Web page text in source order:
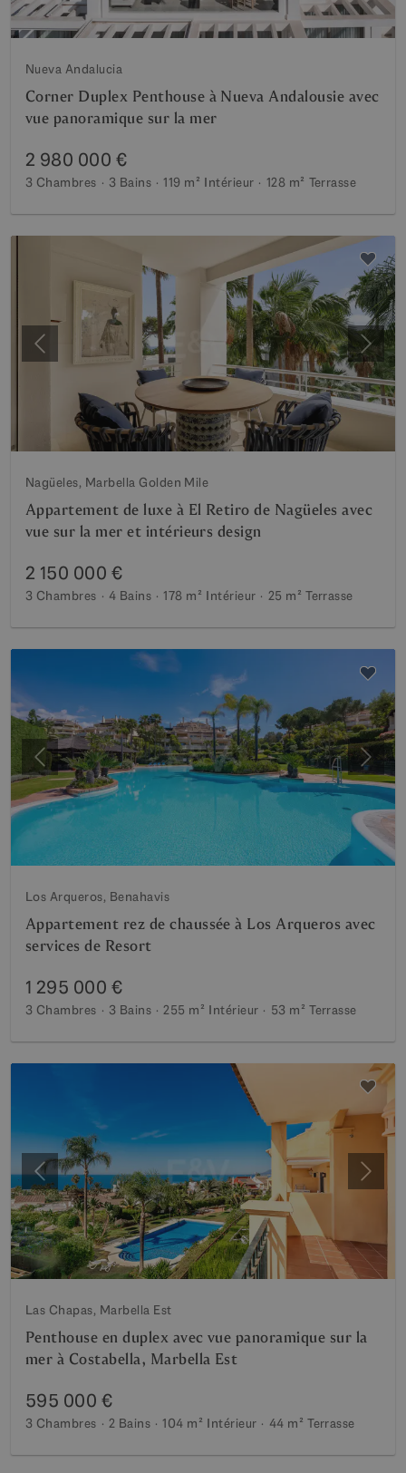
Nueva Andalucia
Corner Duplex Penthouse à Nueva Andalousie avec
vue panoramique sur la mer
2 980 000 €
3 Chambres 3 Bains 119 m² Intérieur 128 m² Terrasse
Précédent
Nagüeles, Marbella Golden Mile
Appartement de luxe à El Retiro de Nagüeles avec
vue sur la mer et intérieurs design
2 150 000 €
3 Chambres 4 Bains 178 m² Intérieur 25 m² Terrasse
Précédent
Los Arqueros, Benahavis
Appartement rez de chaussée à Los Arqueros avec
services de Resort
1 295 000 €
3 Chambres 3 Bains 255 m² Intérieur 53 m² Terrasse
Précédent
Las Chapas, Marbella Est
Penthouse en duplex avec vue panoramique sur la
mer à Costabella, Marbella Est
595 000 €
3 Chambres 2 Bains 104 m² Intérieur 44 m² Terrasse